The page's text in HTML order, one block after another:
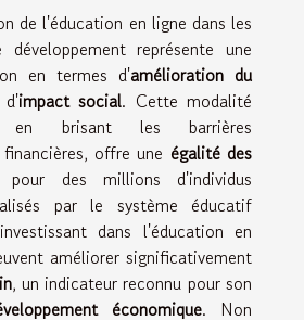
de l'éducation en ligne dans les
représente une
en termes d'amélioration du
impact social. Cette modalité
en brisant les barrières
offre une égalité des
pour des millions d'individus
par le système éducatif
dans l'éducation en
améliorer significativement
, un indicateur reconnu pour son
économique. Non